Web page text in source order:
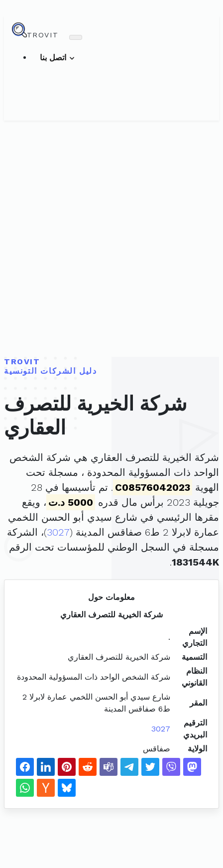
TROVIT
TROVIT
دليل الشركات التونسية
شركة الخيرية للتصرف
العقاري
شركة الخيرية للتصرف العقاري هي شركة الشخص
الواحد ذات المسؤولية المحدودة ، مسجلة تحت
الهوية C08576042023
. تم تأسيسها في 28
جويلية 2023 برأس مال قدره
5000 د.ت
، ويقع
مقرها الرئيسي في شارع سيدي أبو الحسن اللخمي
عمارة لابرلا 2 ط6 صفاقس المدينة (
3027)، الشركة
مسجلة في السجل الوطني للمؤسسات تحت الرقم
1831544K
.
معلومات حول
شركة الخيرية للتصرف العقاري
الإسم
التجاري
.
التسمية
شركة الخيرية للتصرف العقاري
النظام
القانوني
شركة الشخص الواحد ذات المسؤولية المحدودة
المقر
شارع سيدي أبو الحسن اللخمي عمارة لابرلا 2
ط6 صفاقس المدينة
الترقيم
البريدي
3027
الولاية صفاقس